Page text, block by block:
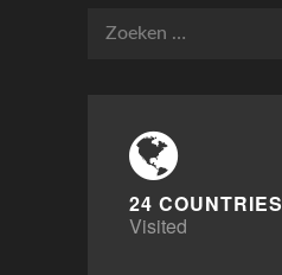
Zoeken
24 COUNTRIES
Visited